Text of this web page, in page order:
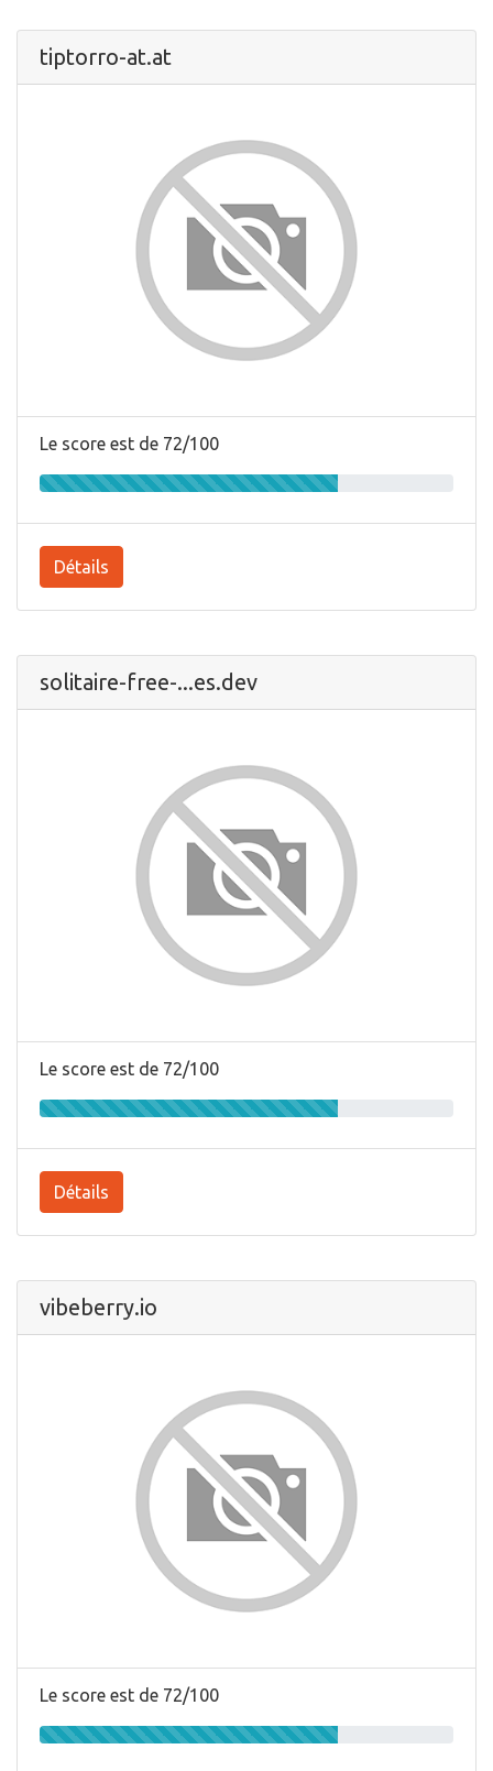
tiptorro-at.at
Le score est de 72/100
Détails
solitaire-free-...es.dev
Le score est de 72/100
Détails
vibeberry.io
Le score est de 72/100